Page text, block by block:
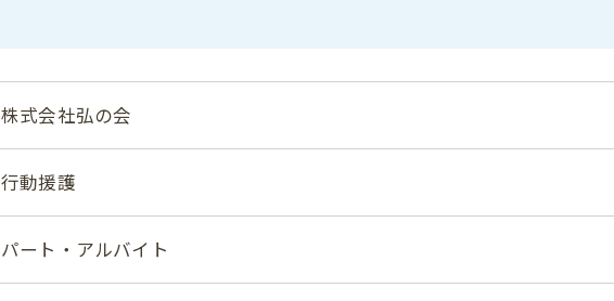
株式会社弘の会
行動援護
パート・アルバイト